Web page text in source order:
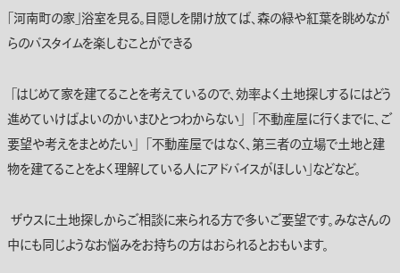
「河南町の家」浴室を見る。目隠しを開け放てば、森の緑や紅葉を眺めなが
らのバスタイムを楽しむことができる
「はじめて家を建てることを考えているので、効率よく土地探しするにはどう
進めていけばよいのかいまひとつわからない」 「不動産屋に行くまでに、ご
要望や考えをまとめたい」 「不動産屋ではなく、第三者の立場で土地と建
物を建てることをよく理解している人にアドバイスがほしい」などなど。
ザウスに土地探しからご相談に来られる方で多いご要望です。みなさんの
中にも同じようなお悩みをお持ちの方はおられるとおもいます。